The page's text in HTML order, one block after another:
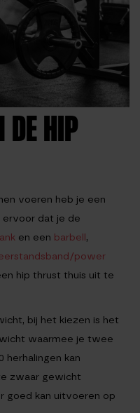
DE HIP
voeren heb je een
ervoor dat je de
en een barbell,
power
hip thrust thuis uit te
bij het kiezen is het
waarmee je twee
kan
zwaar gewicht
goed kan uitvoeren op